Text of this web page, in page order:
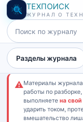
ТЕХПОИСК
ЖУРНАЛ О
Разделы журнала
⚠Материалы
работы по
выполняете на
ударить током,
вмешательство